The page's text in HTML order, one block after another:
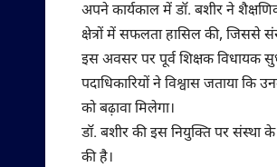
अपने कार्यकाल में डॉ. बशीर ने शैक्षणिक
क्षेत्रों में सफलता हासिल की, जिससे
इस अवसर पर पूर्व शिक्षक विधायक
पदाधिकारियों ने विश्वास जताया कि
को बढ़ावा मिलेगा।
डॉ. बशीर की इस नियुक्ति पर संस्था के
की है।